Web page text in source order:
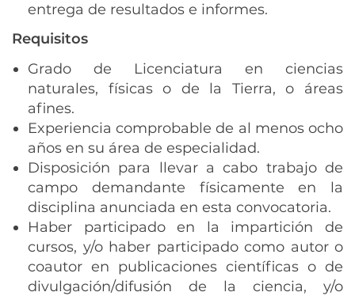
entrega de resultados e informes.
Requisitos
Grado de Licenciatura en ciencias
naturales, físicas o de la Tierra, o áreas
afines.
Experiencia comprobable de al menos ocho
años en su área de especialidad.
Disposición para llevar a cabo trabajo de
campo demandante físicamente en la
disciplina anunciada en esta convocatoria.
Haber participado en la impartición de
cursos, y/o haber participado como autor o
coautor en publicaciones científicas o de
divulgación/difusión de la ciencia, y/o